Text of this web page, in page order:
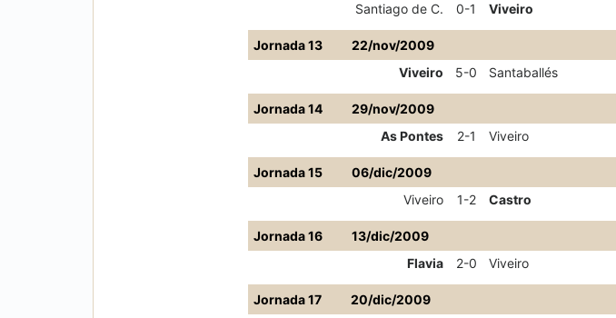
Santiago de C.
0-1 Viveiro
Jornada 13
22/nov/2009
Viveiro
5-0 Santaballés
Jornada 14
29/nov/2009
As Pontes
2-1 Viveiro
Jornada 15
06/dic/2009
Viveiro
1-2 Castro
Jornada 16
13/dic/2009
Flavia
2-0 Viveiro
Jornada 17
20/dic/2009